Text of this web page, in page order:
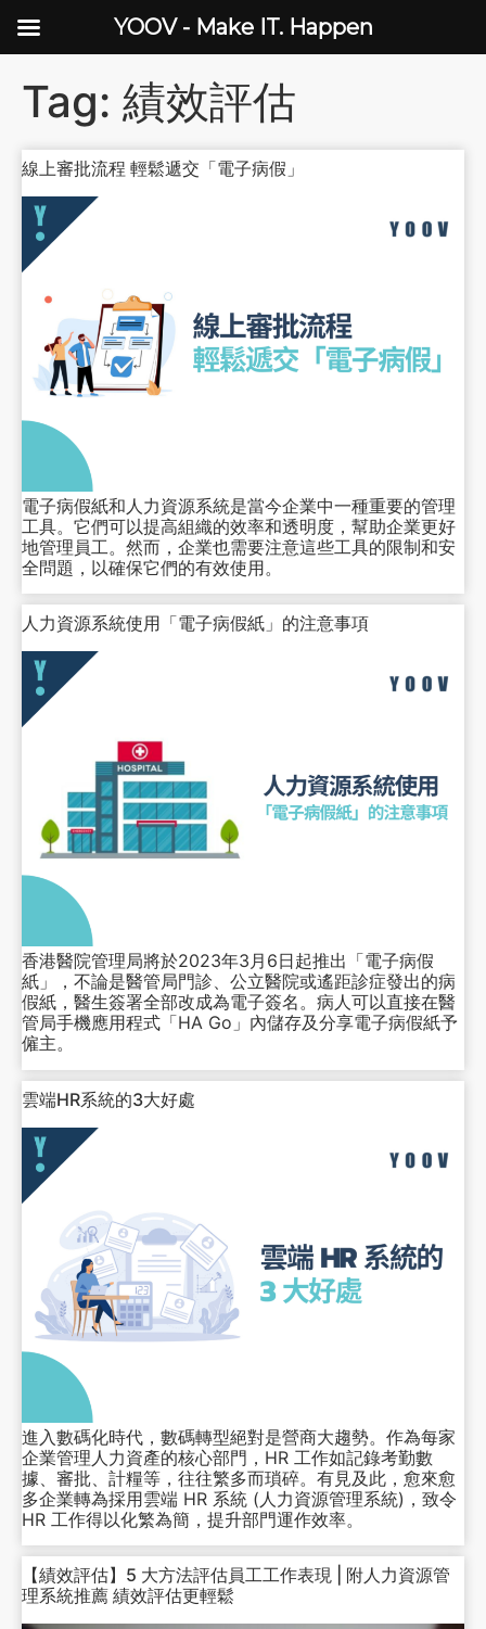
Tag: 績效評估
線上審批流程 輕鬆遞交「電子病假」
電子病假紙和人力資源系統是當今企業中一種重要的管理
工具。它們可以提高組織的效率和透明度，幫助企業更好
地管理員工。然而，企業也需要注意這些工具的限制和安
全問題，以確保它們的有效使用。
人力資源系統使用「電子病假紙」的注意事項
香港醫院管理局將於2023年3月6日起推出「電子病假
紙」，不論是醫管局門診、公立醫院或遙距診症發出的病
假紙，醫生簽署全部改成為電子簽名。病人可以直接在醫
管局手機應用程式「HA Go」內儲存及分享電子病假紙予
僱主。
雲端HR系統的3大好處
進入數碼化時代，數碼轉型絕對是營商大趨勢。作為每家
企業管理人力資產的核心部門，HR 工作如記錄考勤數
據、審批、計糧等，往往繁多而瑣碎。有見及此，愈來愈
多企業轉為採用雲端 HR 系統 (人力資源管理系統)，致令
HR 工作得以化繁為簡，提升部門運作效率。
【績效評估】5 大方法評估員工工作表現 | 附人力資源管
理系統推薦 績效評估更輕鬆
YOOV - Make IT. Happen